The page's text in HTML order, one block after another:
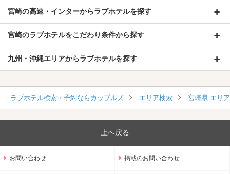
宮崎の高速・インターからラブホテルを探す
宮崎のラブホテルをこだわり条件から探す
九州・沖縄エリアからラブホテルを探す
ラブホテル検索・予約ならカップルズ エリア検索 宮崎県 エリ
上へ戻る
お問い合わせ 掲載のお問い合わせ